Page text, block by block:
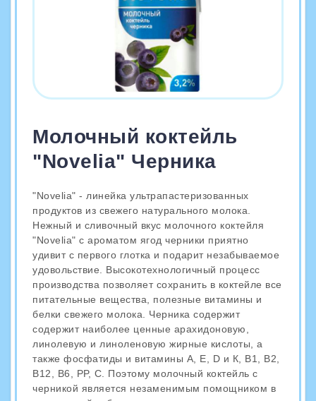
Молочный коктейль
"Novelia" Черника
"Novelia" - линейка ультрапастеризованных
продуктов из свежего натурального молока.
Нежный и сливочный вкус молочного коктейля
"Novelia" с ароматом ягод черники приятно
удивит с первого глотка и подарит незабываемое
удовольствие. Высокотехнологичный процесс
производства позволяет сохранить в коктейле все
питательные вещества, полезные витамины и
белки свежего молока. Черника содержит
содержит наиболее ценные арахидоновую,
линолевую и линоленовую жирные кислоты, а
также фосфатиды и витамины А, Е, D и К, В1, В2,
В12, В6, РР, С. Поэтому молочный коктейль с
черникой является незаменимым помощником в